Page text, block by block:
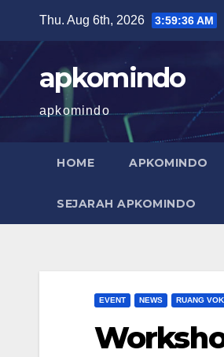
content
Thu. Aug 6th, 2026 3:59:37 AM
apkomindo
apkomindo
HOME APKOMINDO
SEJARAH APKOMINDO
EVENT NEWS RUANG